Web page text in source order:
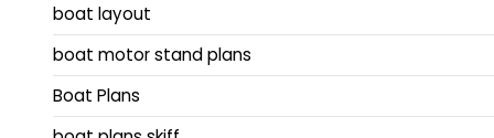
boat layout
boat motor stand plans
Boat Plans